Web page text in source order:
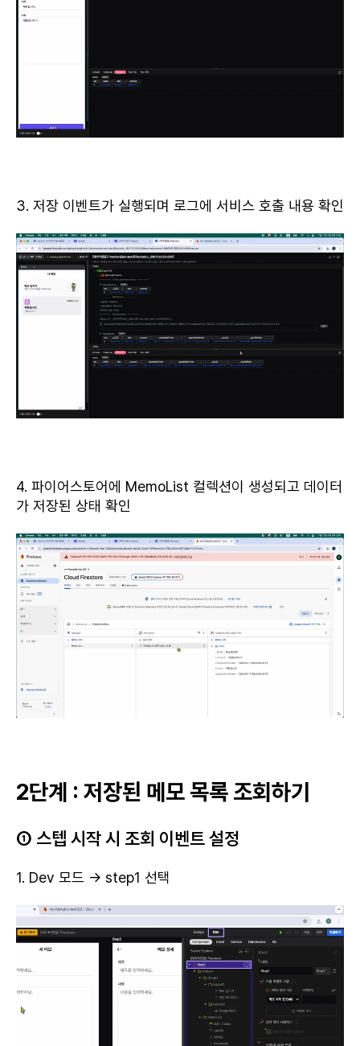
3. 저장 이벤트가 실행되며 로그에 서비스 호출 내용 확인
4. 파이어스토어에 MemoList 컬렉션이 생성되고 데이터
가 저장된 상태 확인
2단계 : 저장된 메모 목록 조회하기
① 스텝 시작 시 조회 이벤트 설정
1. Dev 모드 → step1 선택